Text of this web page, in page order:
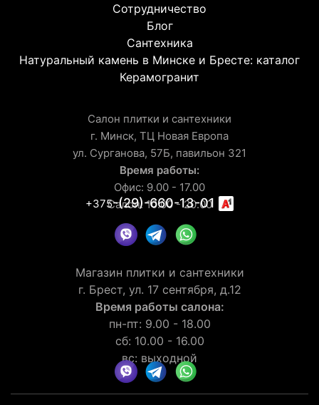
Сотрудничество
Блог
Сантехника
Натуральный камень в Минске и Бресте: каталог
Керамогранит
Салон плитки и сантехники
г. Минск, ТЦ Новая Европа
ул. Сурганова, 57Б, павильон 321
Время работы:
Офис: 9.00 - 17.00
Салон: 10.00 - 20.00
+375-(29)-660-13-01
Магазин плитки и сантехники
г. Брест, ул. 17 сентября, д.12
Время работы салона:
пн-пт: 9.00 - 18.00
сб: 10.00 - 16.00
вс: выходной